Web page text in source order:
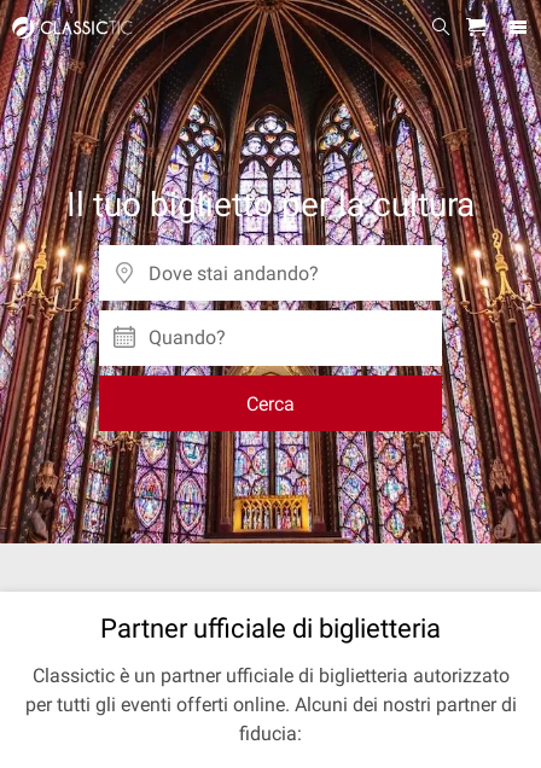
Il tuo biglietto per la cultura
Quando?
Cerca
Partner ufficiale di biglietteria
Classictic è un partner ufficiale di biglietteria autorizzato
per tutti gli eventi offerti online. Alcuni dei nostri partner di
fiducia: